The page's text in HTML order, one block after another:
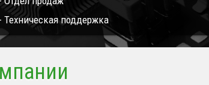
Техническая поддержка